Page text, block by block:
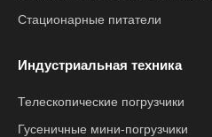
Стационарные питатели
Индустриальная техника
Телескопические погрузчики
Гусеничные мини-погрузчики